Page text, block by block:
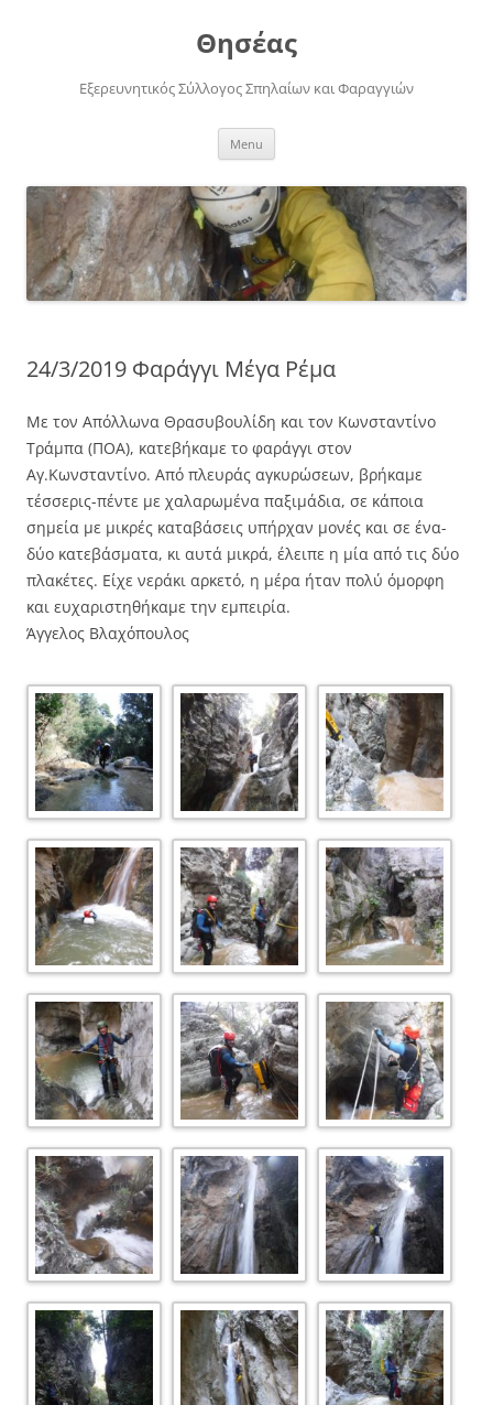
Θησέας
Εξερευνητικός Σύλλογος Σπηλαίων και Φαραγγιών
Menu
24/3/2019 Φαράγγι Μέγα Ρέμα
Με τον Απόλλωνα Θρασυβουλίδη και τον Κωνσταντίνο
Τράμπα (ΠΟΑ), κατεβήκαμε το φαράγγι στον
Αγ.Κωνσταντίνο. Από πλευράς αγκυρώσεων, βρήκαμε
τέσσερις-πέντε με χαλαρωμένα παξιμάδια, σε κάποια
σημεία με μικρές καταβάσεις υπήρχαν μονές και σε ένα-
δύο κατεβάσματα, κι αυτά μικρά, έλειπε η μία από τις δύο
πλακέτες. Είχε νεράκι αρκετό, η μέρα ήταν πολύ όμορφη
και ευχαριστηθήκαμε την εμπειρία.
Άγγελος Βλαχόπουλος